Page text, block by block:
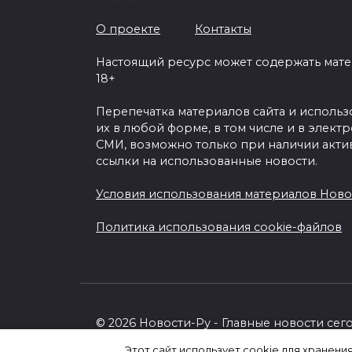
Мощное землетрясение
унесло жизни и вызвало
разрушения
28 марта 2025 года Юго-
землетрясение
В
0
О проекте Контакты
Настоящий ресурс может содержать
18+
Перепечатка материалов сайта и
их в любой форме, в том числе и в
СМИ, возможно только при наличии
ссылки на использованные новости.
Условия использования материалов
Политика использования cookie-файлов
© 2026 Новости-Ру - Главные новости